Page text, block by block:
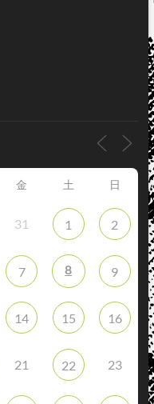
金 土 日
31 1 2
7 8 9
14 15 16
21 22 23